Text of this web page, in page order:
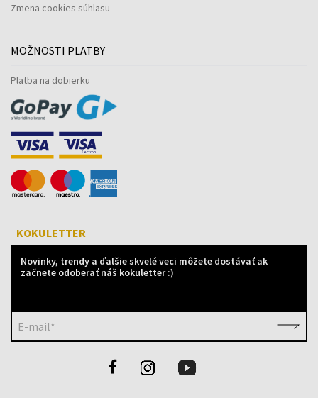
Zmena cookies súhlasu
MOŽNOSTI PLATBY
Platba na dobierku
KOKULETTER
Novinky, trendy a ďalšie skvelé veci môžete dostávať ak
začnete odoberať náš kokuletter :)
E-mail*